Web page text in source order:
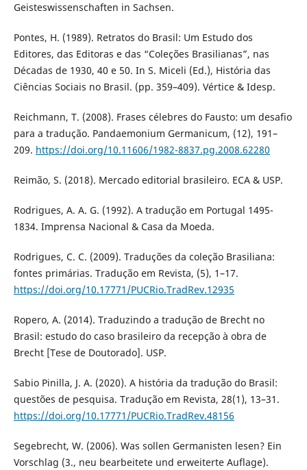
Geisteswissenschaften in Sachsen.
Pontes, H. (1989). Retratos do Brasil: Um Estudo dos
Editores, das Editoras e das “Coleções Brasilianas”, nas
Décadas de 1930, 40 e 50. In S. Miceli (Ed.), História das
Ciências Sociais no Brasil. (pp. 359–409). Vértice & Idesp.
Reichmann, T. (2008). Frases célebres do Fausto: um desafio
para a tradução. Pandaemonium Germanicum, (12), 191–
209. https://doi.org/10.11606/1982-8837.pg.2008.62280
Reimão, S. (2018). Mercado editorial brasileiro. ECA & USP.
Rodrigues, A. A. G. (1992). A tradução em Portugal 1495-
1834. Imprensa Nacional & Casa da Moeda.
Rodrigues, C. C. (2009). Traduções da coleção Brasiliana:
fontes primárias. Tradução em Revista, (5), 1–17.
https://doi.org/10.17771/PUCRio.TradRev.12935
Ropero, A. (2014). Traduzindo a tradução de Brecht no
Brasil: estudo do caso brasileiro da recepção à obra de
Brecht [Tese de Doutorado]. USP.
Sabio Pinilla, J. A. (2020). A história da tradução do Brasil:
questões de pesquisa. Tradução em Revista, 28(1), 13–31.
https://doi.org/10.17771/PUCRio.TradRev.48156
Segebrecht, W. (2006). Was sollen Germanisten lesen? Ein
Vorschlag (3., neu bearbeitete und erweiterte Auflage).